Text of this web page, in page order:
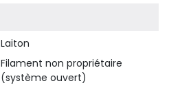
Laiton
Filament non propriétaire
(système ouvert)